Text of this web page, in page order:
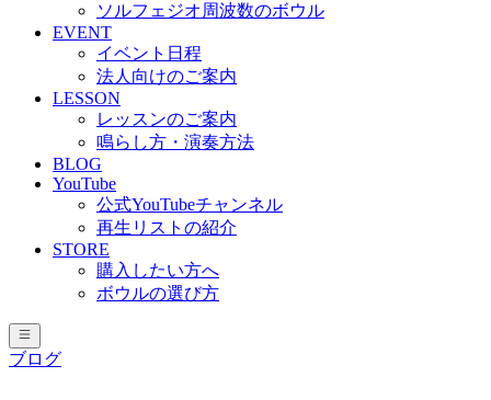
ソルフェジオ周波数のボウル
EVENT
イベント日程
法人向けのご案内
LESSON
レッスンのご案内
鳴らし方・演奏方法
BLOG
YouTube
公式YouTubeチャンネル
再生リストの紹介
STORE
購入したい方へ
ボウルの選び方
ブログ